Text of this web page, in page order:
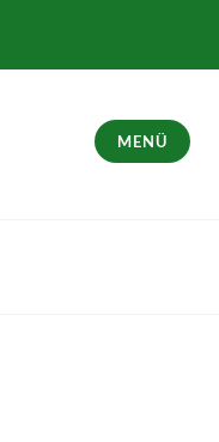
MENÜ